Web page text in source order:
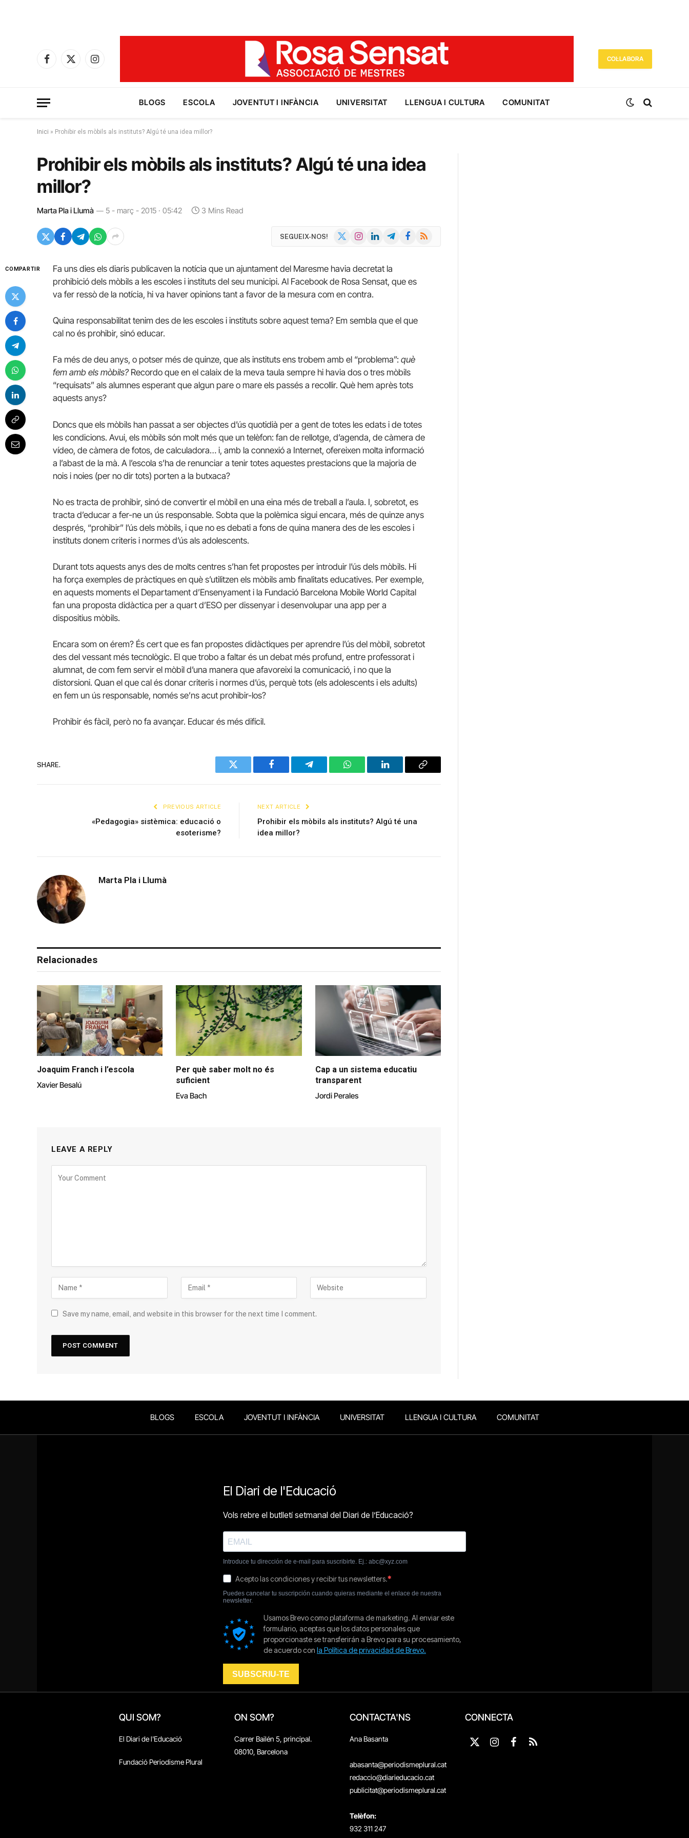
Facebook
X
Instagram
COL·LABORA
BLOGS ESCOLA JOVENTUT I INFÀNCIA UNIVERSITAT LLENGUA I CULTURA COMUNITAT
Inici » Prohibir els mòbils als instituts? Algú té una idea millor?
Prohibir els mòbils als instituts? Algú té una idea
millor?
Marta Pla i Llumà 5 - març - 2015 · 05:42 3 Mins Read
SEGUEIX-NOS!
X
InstagramLinkedInTelegramFacebook
RSS
COMPARTIR
Fa uns dies els diaris publicaven la notícia que un ajuntament del Maresme havia decretat la
prohibició dels mòbils a les escoles i instituts del seu municipi. Al Facebook de Rosa Sensat, que es
va fer ressò de la notícia, hi va haver opinions tant a favor de la mesura com en contra.
Quina responsabilitat tenim des de les escoles i instituts sobre aquest tema? Em sembla que el que
cal no és prohibir, sinó educar.
Fa més de deu anys, o potser més de quinze, que als instituts ens trobem amb el “problema”: què
fem amb els mòbils?Recordo que en el calaix de la meva taula sempre hi havia dos o tres mòbils
“requisats” als alumnes esperant que algun pare o mare els passés a recollir. Què hem après tots
aquests anys?
Doncs que els mòbils han passat a ser objectes d’ús quotidià per a gent de totes les edats i de totes
les condicions. Avui, els mòbils són molt més que un telèfon: fan de rellotge, d’agenda, de càmera de
vídeo, de càmera de fotos, de calculadora… i, amb la connexió a Internet, ofereixen molta informació
a l’abast de la mà. A l’escola s’ha de renunciar a tenir totes aquestes prestacions que la majoria de
nois i noies (per no dir tots) porten a la butxaca?
No es tracta de prohibir, sinó de convertir el mòbil en una eina més de treball a l’aula. I, sobretot, es
tracta d’educar a fer-ne un ús responsable. Sobta que la polèmica sigui encara, més de quinze anys
després, “prohibir” l’ús dels mòbils, i que no es debati a fons de quina manera des de les escoles i
instituts donem criteris i normes d’ús als adolescents.
Durant tots aquests anys des de molts centres s’han fet propostes per introduir l’ús dels mòbils. Hi
ha força exemples de pràctiques en què s’utilitzen els mòbils amb finalitats educatives. Per exemple,
en aquests moments el Departament d’Ensenyament i la Fundació Barcelona Mobile World Capital
fan una proposta didàctica per a quart d’ESO per dissenyar i desenvolupar una app per a
dispositius mòbils.
Encara som on érem? És cert que es fan propostes didàctiques per aprendre l’ús del mòbil, sobretot
des del vessant més tecnològic. El que trobo a faltar és un debat més profund, entre professorat i
alumnat, de com fem servir el mòbil d’una manera que afavoreixi la comunicació, i no que la
distorsioni. Quan el que cal és donar criteris i normes d’ús, perquè tots (els adolescents i els adults)
en fem un ús responsable, només se’ns acut prohibir-los?
Prohibir és fàcil, però no fa avançar. Educar és més difícil.
SHARE.
Twitter Facebook Telegram WhatsAppLinkedIn Copy
PREVIOUS ARTICLE
«Pedagogia» sistèmica: educació o
esoterisme?
NEXT ARTICLE
Prohibir els mòbils als instituts? Algú té una
idea millor?
Marta Pla i Llumà
Relacionades
Joaquim Franch i l’escola
Xavier Besalú
Per què saber molt no és
suficient
Eva Bach
Cap a un sistema educatiu
transparent
Jordi Perales
LEAVE A REPLY
Save my name, email, and website in this browser for the next time I comment.
BLOGS ESCOLA JOVENTUT I INFÀNCIA UNIVERSITAT LLENGUA I CULTURA COMUNITAT
QUI SOM?
El Diari de l'Educació
Fundació Periodisme Plural
ON SOM?
Carrer Bailén 5, principal.
08010, Barcelona
CONTACTA'NS
Ana Basanta
abasanta@periodismeplural.cat
redaccio@diarieducacio.cat
publicitat@periodismeplural.cat
Telèfon:
932 311 247
CONNECTA
X
InstagramFacebook
RSS